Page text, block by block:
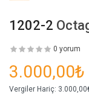
1202-2
0 yorum
3.000,00₺
Vergiler Hariç: